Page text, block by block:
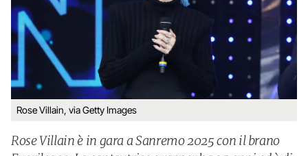
Rose Villain, via Getty Images
Rose Villain è in gara a Sanremo 2025 con il brano